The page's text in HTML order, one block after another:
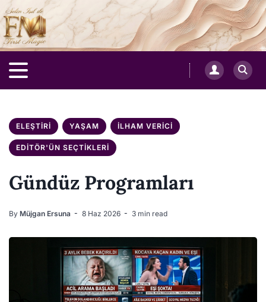
ELEŞTIRI YAŞAM İLHAM VERICI
EDITÖR'ÜN SEÇTIKLERI
Gündüz Programları
By Müjgan Ersuna 8 Haz 2026 3 min read